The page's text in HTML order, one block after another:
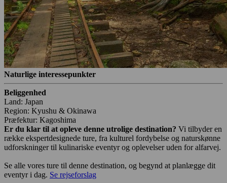
Naturlige interessepunkter
Beliggenhed
Land: Japan
Region: Kyushu & Okinawa
Præfektur: Kagoshima
Er du klar til at opleve denne utrolige destination? Vi tilbyder en
række ekspertdesignede ture, fra kulturel fordybelse og naturskønne
udforskninger til kulinariske eventyr og oplevelser uden for alfarvej.
Se alle vores ture til denne destination, og begynd at planlægge dit
eventyr i dag. Se rejseforslag